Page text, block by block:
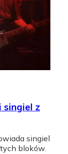
singiel z
singiel
bloków.